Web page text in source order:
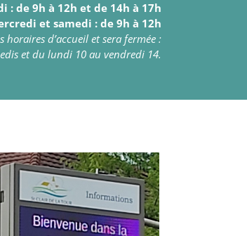
de 9h à 12h et de 14h à 17h
et samedi : de 9h à 12h
d’accueil et sera fermée :
et du lundi 10 au vendredi 14.